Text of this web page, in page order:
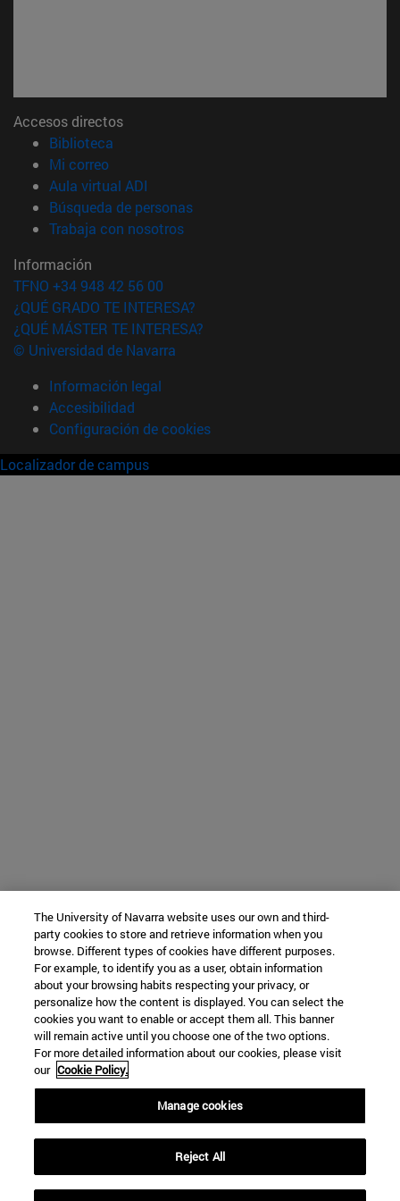
Accesos directos
Biblioteca
Mi correo(abre en nueva ventana)
Aula virtual ADI
Búsqueda de personas(abre en nueva ventana)
Trabaja con nosotros(abre en nueva ventana)
Información
TFNO +34 948 42 56 00
¿QUÉ GRADO TE INTERESA?
¿QUÉ MÁSTER TE INTERESA?
© Universidad de Navarra
Información legal
Accesibilidad
Configuración de cookies
Localizador de campus
The University of Navarra website uses our own and third-
party cookies to store and retrieve information when you
browse. Different types of cookies have different purposes.
For example, to identify you as a user, obtain information
about your browsing habits respecting your privacy, or
personalize how the content is displayed. You can select the
cookies you want to enable or accept them all. This banner
will remain active until you choose one of the two options.
For more detailed information about our cookies, please visit
our Cookie Policy.
Manage cookies
Reject All